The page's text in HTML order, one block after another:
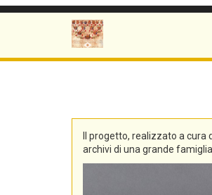
Il progetto, realizzato a
archivi di una grande